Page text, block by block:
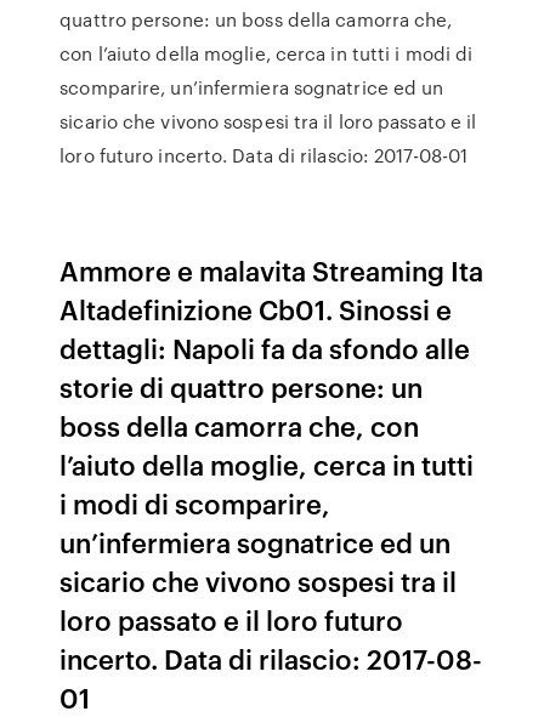
quattro persone: un boss della camorra che,
con l’aiuto della moglie, cerca in tutti i modi di
scomparire, un’infermiera sognatrice ed un
sicario che vivono sospesi tra il loro passato e il
loro futuro incerto. Data di rilascio: 2017-08-01
Ammore e malavita Streaming Ita
Altadefinizione Cb01. Sinossi e
dettagli: Napoli fa da sfondo alle
storie di quattro persone: un
boss della camorra che, con
l’aiuto della moglie, cerca in tutti
i modi di scomparire,
un’infermiera sognatrice ed un
sicario che vivono sospesi tra il
loro passato e il loro futuro
incerto. Data di rilascio: 2017-08-
01